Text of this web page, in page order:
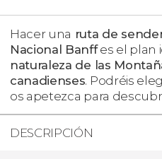
Hacer una ruta de
Nacional Banffes el plan
naturaleza de las
canadienses. Podréis
os apetezca para
DESCRIPCIÓN